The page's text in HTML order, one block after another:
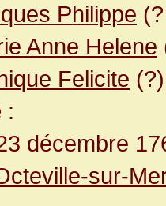
Philippe
Anne Helene
Felicite (?)
:
décembre
sur-